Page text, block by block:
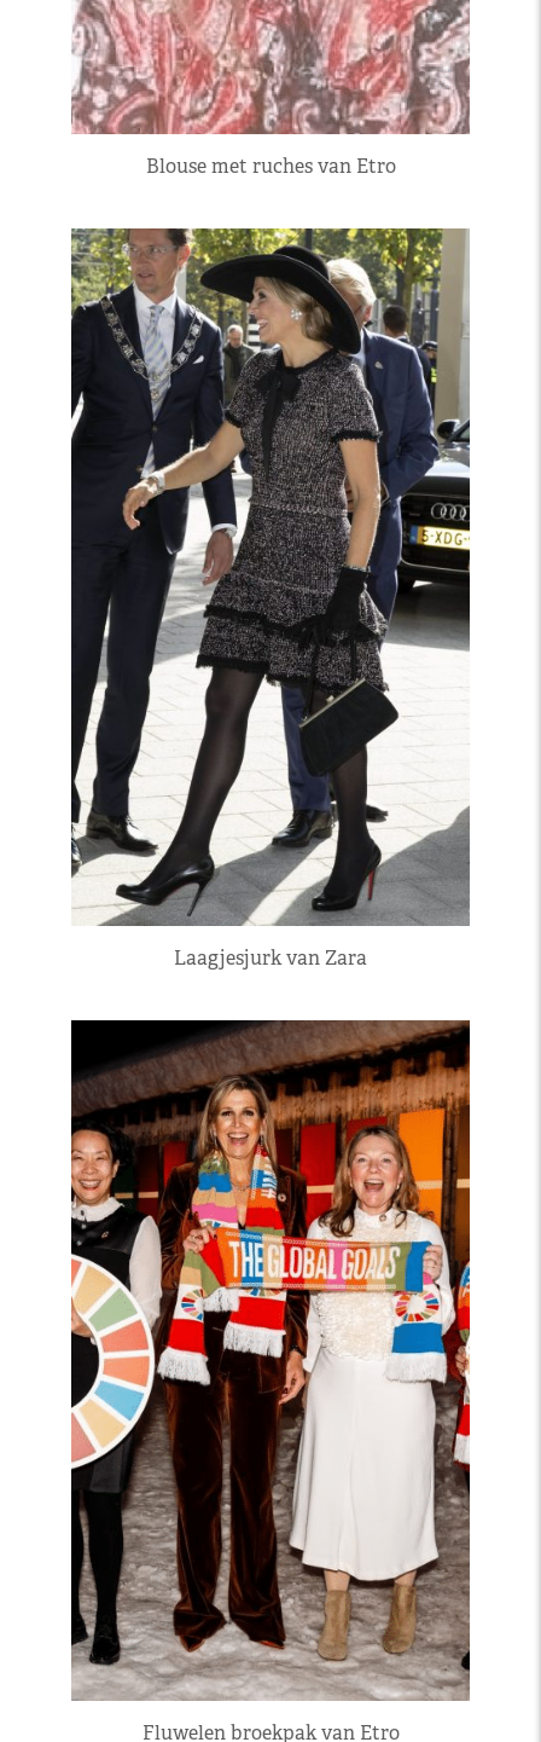
Blouse met ruches van Etro
Laagjesjurk van Zara
Fluwelen broekpak van Etro